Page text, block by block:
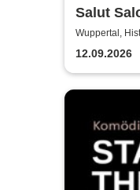
Salut
Wuppertal,
12.09.2026